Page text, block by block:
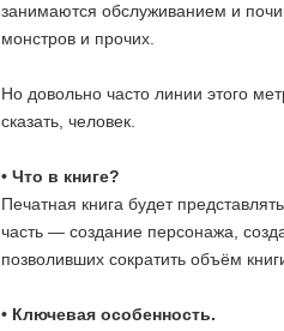
занимаются обслуживанием и
монстров и прочих.
Но довольно часто линии этого
сказать, человек.
• Что в книге?
Печатная книга будет
часть — создание персонажа,
позволивших сократить объём
• Ключевая особенность.